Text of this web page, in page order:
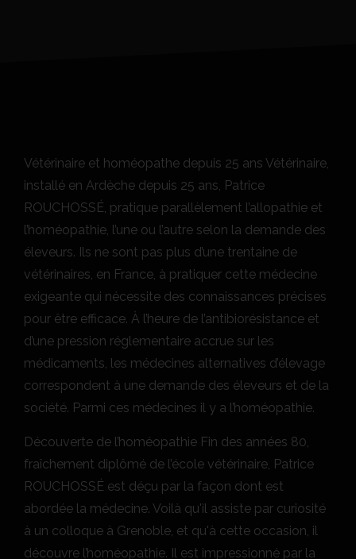
Vétérinaire et homéopathe depuis 25 ans Vétérinaire,
installé en Ardèche depuis 25 ans, Patrice
ROUCHOSSÉ, pratique parallèlement l’allopathie et
l’homéopathie, l’une ou l’autre selon la demande des
éleveurs. Ils ne sont pas plus d’une trentaine de
vétérinaires, en France, à pratiquer cette médecine
exigeante qui nécessite des connaissances précises
pour être efficace. À l’heure de l’antibiorésistance et
d’une pression réglementaire accrue sur les
médicaments, les médecines alternatives d’élevage
correspondent à une demande des éleveurs et de la
société. Parmi ces médecines il y a l’homéopathie.
Découverte de l’homéopathie Fin des années 80,
fraîchement diplômé de l’école vétérinaire, Patrice
ROUCHOSSÉ est déçu par la façon dont est
abordée la médecine. Voilà qu'il assiste par curiosité
à un colloque à Grenoble, et qu'à cette occasion, il
découvre l’homéopathie. Il est impressionné par la